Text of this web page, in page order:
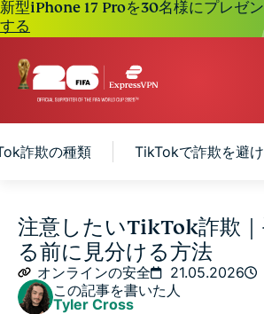
新型iPhone 17 Proを30名様にプレゼ
する
詐欺の種類 TikTokで詐欺を避
TikTok詐欺とは
TikTokがユーザーを詐欺から守るた
策
注意したいTikTok詐欺
る前に見分ける方法
オンラインの安全 21.05.2026
この記事を書いた人
Tyler Cross